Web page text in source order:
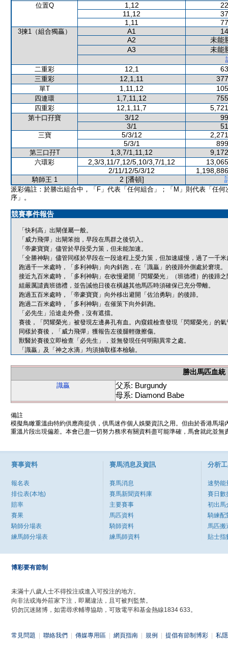
位置Q 1,12
11,12
1,11
3揀1（組合獨贏） A1
A2
未能
A3
未能
二重彩
12,1
三重彩 12,1,11
單T 1,11,12
四連環 1,7,11,12
四重彩 12,1,11,7
第十口孖寶 3/12
3/1
三寶 5/3/12
5/3/1
第三口孖T 1,3,7/1,11,12
六環彩 2,3/3,11/7,12/5,10/3,7/1,12
2/11/12/5/3/12
騎師王 1 2 [潘頓]
派彩備註：於勝出組合中，「F」代表「任何組合」；「M」則代表「任何
序」。
競賽事件報告
「快利高」出閘僅屬一般。
「威力飛彈」出閘笨拙，早段在馬群之後切入。
「帝豪寶寶」儘管於早段受力策，但未能加速。
「全勝神駒」儘管同樣於早段在一段途程上受力策，但加速緩慢，過了一千
跑過千一米處時，「多利神駒」向內斜跑，在「識贏」的後蹄外側處於窘境。
接近九百米處時，「多利神駒」在收慢避開「閃耀榮光」（班德禮）的後蹄
組嚴厲譴責班德禮，並告誡他日後在橫越其他馬匹時須確保已充分帶離。
跑過五百米處時，「帝豪寶寶」向外移出避開「佐治勇駒」的後蹄。
跑過二百米處時，「多利神駒」在催策下向外斜跑。
「必先生」沿途走外疊，沒有遮擋。
賽後，「閃耀榮光」被發現左邊鼻孔有血。內窺鏡檢查發現「閃耀榮光」的
同樣於賽後，「威力飛彈」獲報告左後腿輕微擦傷。
獸醫於賽後立即檢查「必先生」，並無發現任何明顯異常之處。
「識贏」及「神之水滴」均須抽取樣本檢驗。
勝出馬匹血統
識贏
父系: Burgundy
母系: Diamond Babe
備註
模擬鳥瞰重溫由特約供應商提供，供馬迷作個人娛樂資訊之用。但由於香港馬
重溫片段出現偏差。本會已盡一切努力務求有關資料盡可能準確，馬會就此並
賽事資料
報名表
排位表(本地)
賠率
賽果
騎師分場表
練馬師分場表
賽馬消息及資訊
賽馬消息
賽馬新聞資料庫
主要賽事
馬匹資料
騎師資料
練馬師資料
分析
速勢能
賽日數
初出馬
騎練配
馬匹搬
貼士指
博彩要有節制
未滿十八歲人士不得投注或進入可投注的地方。
向非法或海外莊家下注，即屬違法，且可被判監禁。
切勿沉迷賭博，如需尋求輔導協助，可致電平和基金熱線1834 633。
常見問題 聯絡我們 傳媒專用區 網頁指南 規例 提倡有節制博彩 私